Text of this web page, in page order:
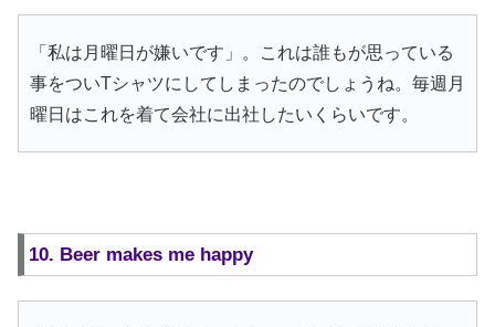
「私は月曜日が嫌いです」。これは誰もが思っている
事をついTシャツにしてしまったのでしょうね。毎週月
曜日はこれを着て会社に出社したいくらいです。
10. Beer makes me happy